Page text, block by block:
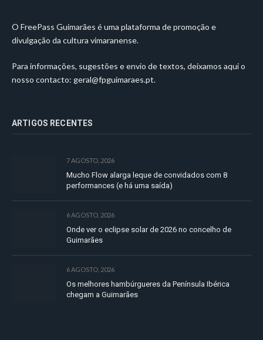
O FreePass Guimarães é uma plataforma de promoção e
divulgação da cultura vimaranense.
Para informações, sugestões e envio de textos, deixamos aqui o
nosso contacto: geral@fpguimaraes.pt.
ARTIGOS RECENTES
7 AGOSTO, 2026
Mucho Flow alarga leque de convidados com 8
performances (e há uma saída)
6 AGOSTO, 2026
Onde ver o eclipse solar de 2026 no concelho de
Guimarães
6 AGOSTO, 2026
Os melhores hambúrgueres da Península Ibérica
chegam a Guimarães